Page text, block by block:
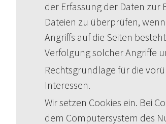
der Erfassung der Daten zur
Dateien zu überprüfen,
Angriffs auf die Seiten
Verfolgung solcher Angriffe
Rechtsgrundlage für die
Interessen.
Wir setzen Cookies ein. Bei
dem Computersystem des